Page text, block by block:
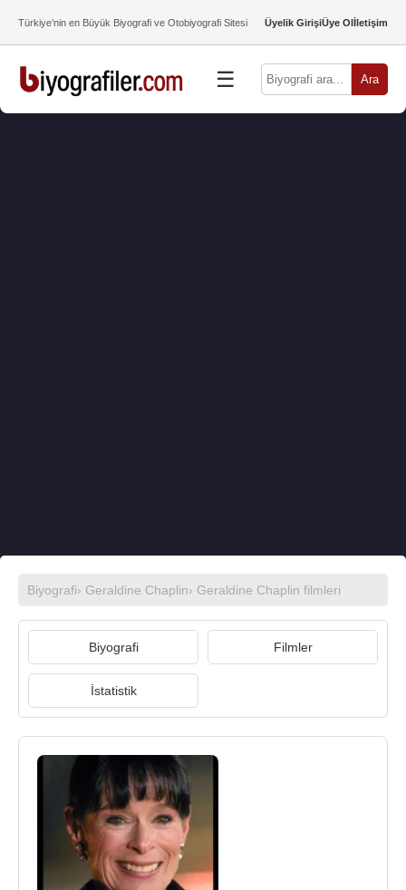
Türkiye’nin en Büyük Biyografi ve Otobiyografi Sitesi Üyelik GirişiÜye Olİletişim
☰ Ara
Biyografi› Geraldine Chaplin› Geraldine Chaplin filmleri
Biyografi Filmler
İstatistik